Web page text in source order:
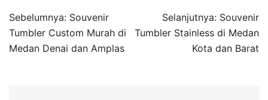
Sebelumnya: Souvenir
Tumbler Custom Murah di
Medan Denai dan Amplas
Selanjutnya: Souvenir
Tumbler Stainless di Medan
Kota dan Barat